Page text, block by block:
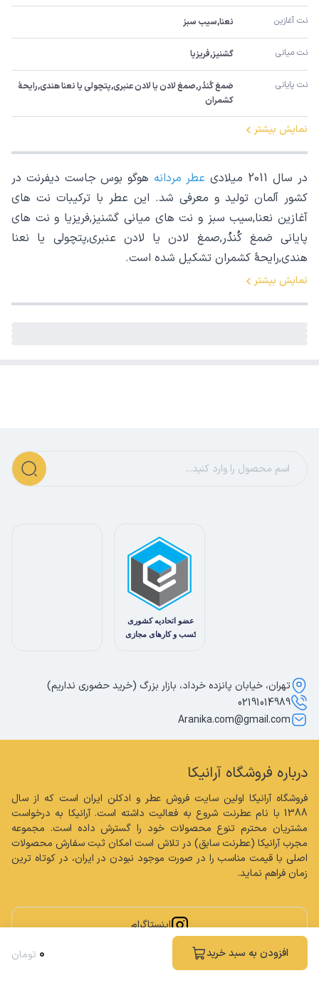
افزودن به سبد خرید ۰ تومان
نت آغازین نعنا,سیب سبز
نت میانی گشنیز,فریزیا
نت پایانی
کشمران
نمایش بیشتر
در سال 2011 میلادی عطر مردانه هوگو بوس جاست دیفرنت در
کشور آلمان تولید و معرفی شد. این عطر با ترکیبات نت های
آغازین نعنا,سیب سبز و نت های میانی گشنیز,فریزیا و نت های
پایانی صَمغ کُندُر,صمغ لادن یا لادن عنبرى,پتچولی یا نعنا
هندی,رایحۀ کشمران تشکیل شده است.
نمایش بیشتر
درباره فروشگاه آرانیکا
زمان فراهم نماید.
اینستاگرام
تهران، خیابان پانزده خرداد، بازار بزرگ (خرید حضوری نداریم)
02191014989
Aranika.com@gmail.com
کلیه حقوق مادی و معنوی این سایت محفوظ و متعلق به فروشگاه آرانیکا می باشد.